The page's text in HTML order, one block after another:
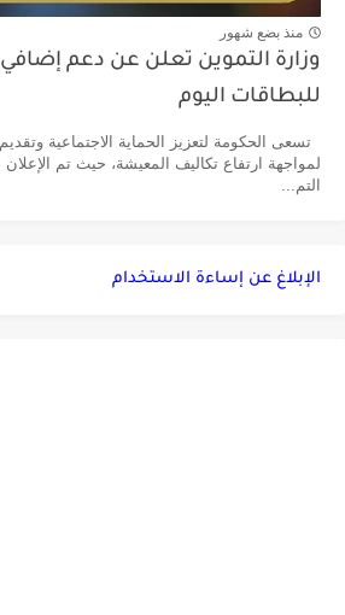
منذ بضع شهور
للبطاقات اليوم
تسعى الحكومة لتعزيز الحماية الاجتماعية
لمواجهة ارتفاع تكاليف المعيشة، حيث تم
التم...
الإبلاغ عن إساءة الاستخدام